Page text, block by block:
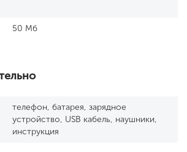
50 Мб
телефон, батарея, зарядное
устройство, USB кабель, наушники,
инструкция